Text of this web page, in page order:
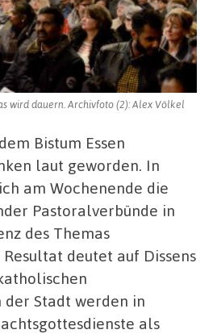
wird dauern. Archivfoto (2): Alex Völkel
Bistum Essen
laut geworden. In
am Wochenende die
Pastoralverbünde in
des Themas
deutet auf Dissens
Stadt werden in
als